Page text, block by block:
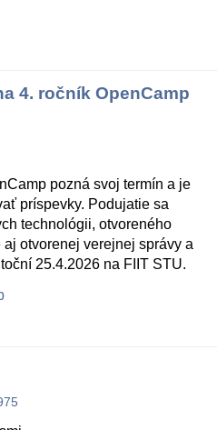
4. ročník OpenCamp
pozná svoj termín a je
príspevky. Podujatie sa
technológii, otvoreného
otvorenej verejnej správy a
25.4.2026 na FIIT STU.